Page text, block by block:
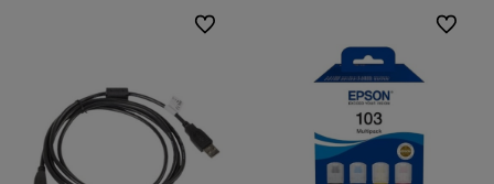
Do ulubionych Do